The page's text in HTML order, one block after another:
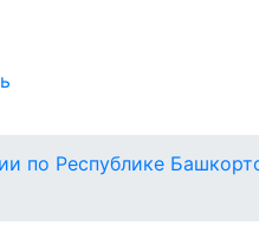
по Республике